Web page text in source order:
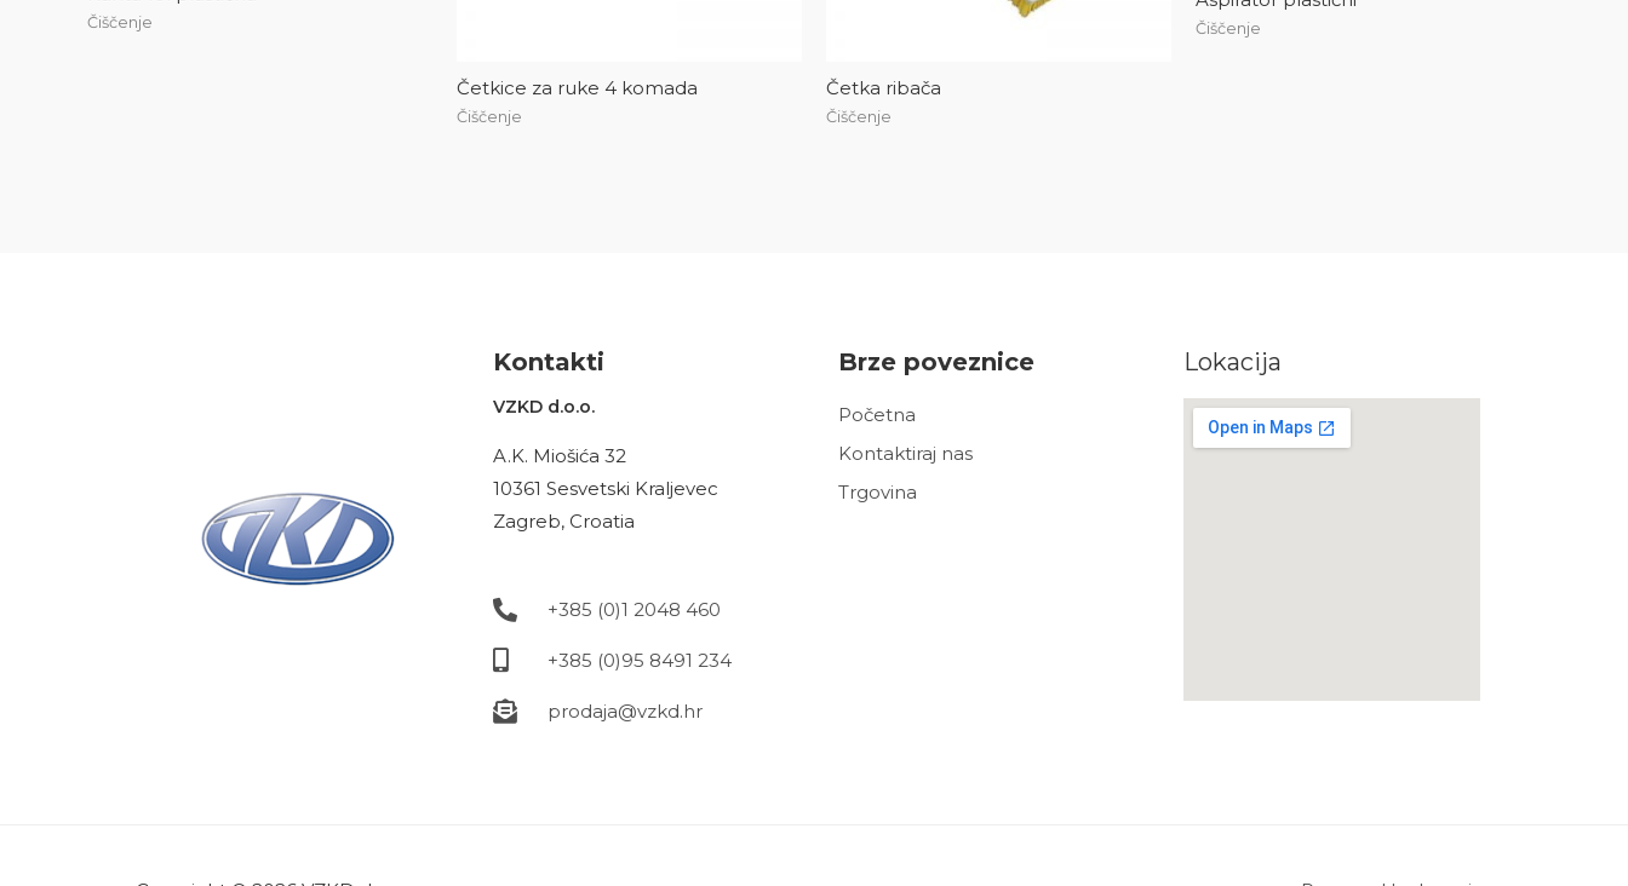
Čiščenje
Četkice za ruke 4 komada
Čiščenje
Četka ribača
Čiščenje
Čiščenje
Kontakti
VZKD d.o.o.
A.K. Miošića 32
10361 Sesvetski Kraljevec
Zagreb, Croatia
+385 (0)1 2048 460
+385 (0)95 8491 234
prodaja@vzkd.hr
Brze poveznice
Početna
Kontaktiraj nas
Trgovina
Lokacija